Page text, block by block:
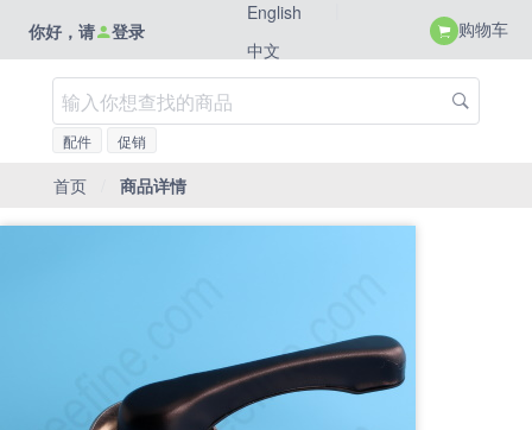
你好，请 登录
English
中文
购物车
配件 促销
首页 商品详情